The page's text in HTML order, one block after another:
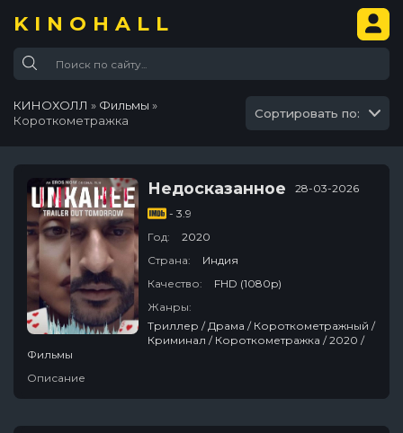
KINOHALL
КИНОХОЛЛ » Фильмы »
Короткометражка
Сортировать по:
Недосказанное
28-03-2026
- 3.9
Год:
2020
Страна:
Индия
Качество:
FHD (1080p)
Жанры:
Триллер / Драма / Короткометражный /
Криминал / Короткометражка / 2020 /
Фильмы
Описание